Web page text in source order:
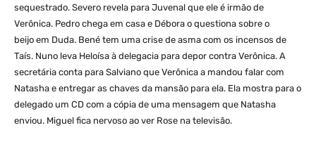
sequestrado. Severo revela para Juvenal que ele é irmão de
Verônica. Pedro chega em casa e Débora o questiona sobre o
beijo em Duda. Bené tem uma crise de asma com os incensos de
Taís. Nuno leva Heloísa à delegacia para depor contra Verônica. A
secretária conta para Salviano que Verônica a mandou falar com
Natasha e entregar as chaves da mansão para ela. Ela mostra para o
delegado um CD com a cópia de uma mensagem que Natasha
enviou. Miguel fica nervoso ao ver Rose na televisão.